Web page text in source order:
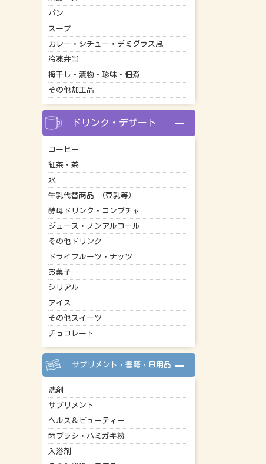
パン
スープ
カレー・シチュー・デミグラス風
冷凍弁当
梅干し・漬物・珍味・佃煮
その他加工品
ドリンク・デザート
コーヒー
紅茶・茶
水
牛乳代替商品 （豆乳等）
酵母ドリンク・コンブチャ
ジュース・ノンアルコール
その他ドリンク
ドライフルーツ・ナッツ
お菓子
シリアル
アイス
その他スイーツ
チョコレート
サプリメント・書籍・日用品
洗剤
サプリメント
ヘルス＆ビューティー
歯ブラシ・ハミガキ粉
入浴剤